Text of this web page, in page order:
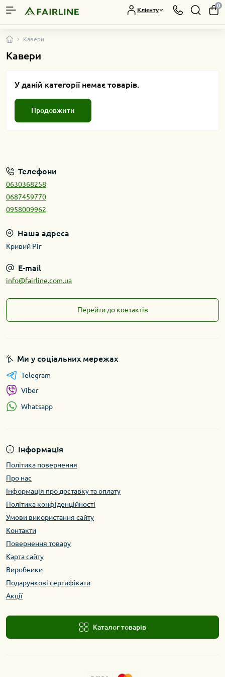
Клієнту
0
Кавери
Кавери
У даній категорії немає товарів.
Продовжити
Телефони
0630368258
0687459770
0958009962
Наша адреса
Кривий Ріг
E-mail
info@fairline.com.ua
Перейти до контактів
Інформація
Політика повернення
Про нас
Інформація про доставку та оплату
Політика конфіденційності
Умови використання сайту
Контакти
Повернення товару
Карта сайту
Виробники
Подарункові сертифікати
Акції
Каталог товарів
Ми у соціальних мережах
Telegram
Viber
Whatsapp